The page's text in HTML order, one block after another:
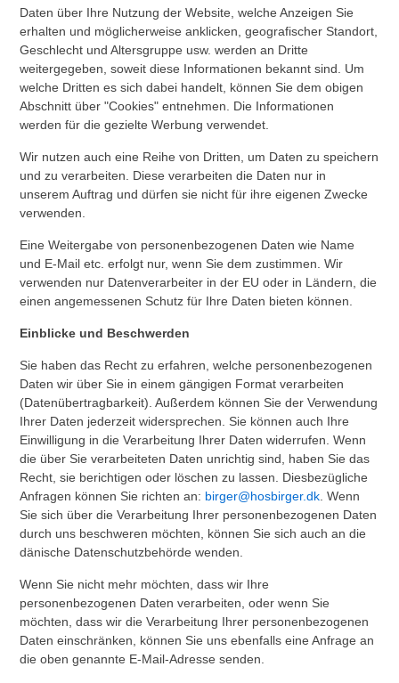
Daten über Ihre Nutzung der Website, welche Anzeigen Sie
erhalten und möglicherweise anklicken, geografischer Standort,
Geschlecht und Altersgruppe usw. werden an Dritte
weitergegeben, soweit diese Informationen bekannt sind. Um
welche Dritten es sich dabei handelt, können Sie dem obigen
Abschnitt über "Cookies" entnehmen. Die Informationen
werden für die gezielte Werbung verwendet.
Wir nutzen auch eine Reihe von Dritten, um Daten zu speichern
und zu verarbeiten. Diese verarbeiten die Daten nur in
unserem Auftrag und dürfen sie nicht für ihre eigenen Zwecke
verwenden.
Eine Weitergabe von personenbezogenen Daten wie Name
und E-Mail etc. erfolgt nur, wenn Sie dem zustimmen. Wir
verwenden nur Datenverarbeiter in der EU oder in Ländern, die
einen angemessenen Schutz für Ihre Daten bieten können.
Einblicke und Beschwerden
Sie haben das Recht zu erfahren, welche personenbezogenen
Daten wir über Sie in einem gängigen Format verarbeiten
(Datenübertragbarkeit). Außerdem können Sie der Verwendung
Ihrer Daten jederzeit widersprechen. Sie können auch Ihre
Einwilligung in die Verarbeitung Ihrer Daten widerrufen. Wenn
die über Sie verarbeiteten Daten unrichtig sind, haben Sie das
Recht, sie berichtigen oder löschen zu lassen. Diesbezügliche
Anfragen können Sie richten an: birger@hosbirger.dk . Wenn
Sie sich über die Verarbeitung Ihrer personenbezogenen Daten
durch uns beschweren möchten, können Sie sich auch an die
dänische Datenschutzbehörde wenden.
Wenn Sie nicht mehr möchten, dass wir Ihre
personenbezogenen Daten verarbeiten, oder wenn Sie
möchten, dass wir die Verarbeitung Ihrer personenbezogenen
Daten einschränken, können Sie uns ebenfalls eine Anfrage an
die oben genannte E-Mail-Adresse senden.